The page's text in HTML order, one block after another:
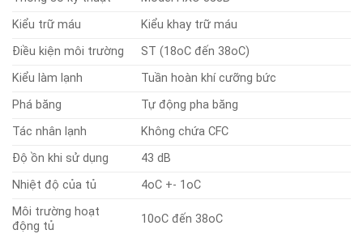
Kiểu trữ máu
Kiểu khay trữ máu
Điều kiện môi trường
ST (18oC đến 38oC)
Kiểu làm lạnh
Tuần hoàn khí cưỡng bức
Phá băng
Tự động pha băng
Tác nhân lạnh
Không chứa CFC
Độ ồn khi sử dụng
43 dB
Nhiệt độ của tủ
4oC +- 1oC
Môi trường hoạt
động tủ
10oC đến 38oC